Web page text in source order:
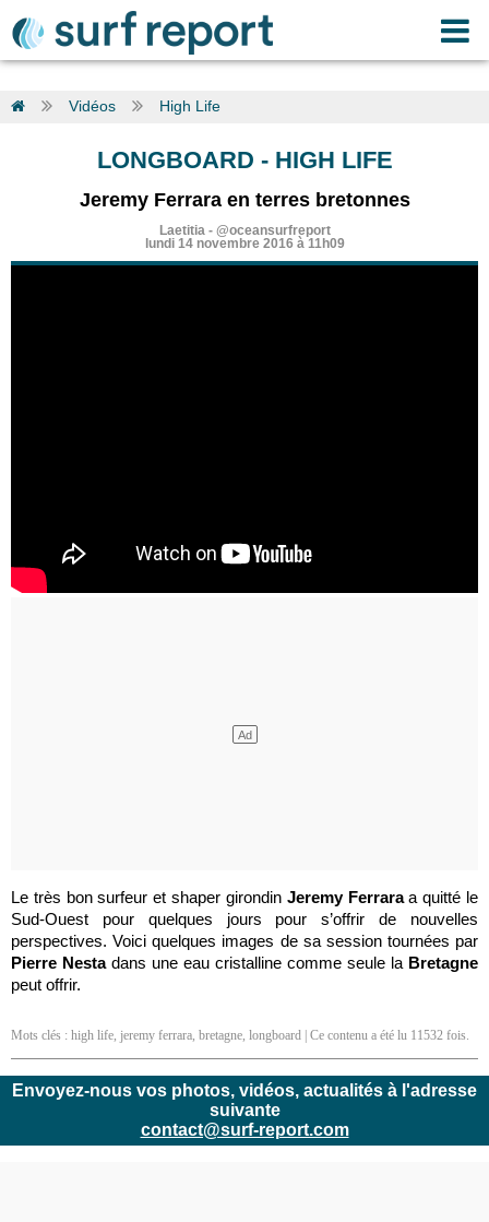
Vidéos High Life
LONGBOARD - HIGH LIFE
Jeremy Ferrara en terres bretonnes
Laetitia- @oceansurfreport
lundi 14 novembre 2016 à 11h09
Le très bon surfeur et shaper girondin Jeremy Ferraraa quitté le
Sud-Ouest pour quelques jours pour s’offrir de nouvelles
perspectives. Voici quelques images de sa session tournées par
Pierre Nestadans une eau cristalline comme seule la Bretagne
peut offrir.
Mots clés : high life, jeremy ferrara, bretagne, longboard | Ce contenu a été lu 11532 fois.
Envoyez-nous vos photos, vidéos, actualités à l'adresse
suivante
contact@surf-report.com